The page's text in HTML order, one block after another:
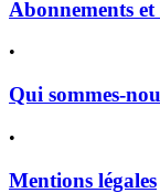
Abonnements
•
Qui sommes-
•
Mentions légales